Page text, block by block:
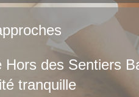
Hors des Sentiers
tranquille